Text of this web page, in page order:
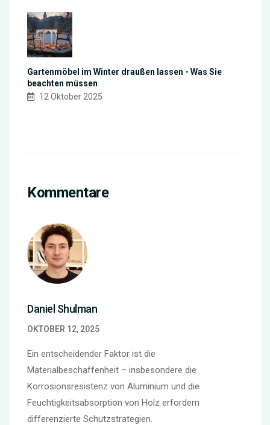
Gartenmöbel im Winter draußen lassen - Was Sie
beachten müssen
12 Oktober 2025
Kommentare
Daniel Shulman
OKTOBER 12, 2025
Ein entscheidender Faktor ist die
Materialbeschaffenheit – insbesondere die
Korrosionsresistenz von Aluminium und die
Feuchtigkeitsabsorption von Holz erfordern
differenzierte Schutzstrategien.